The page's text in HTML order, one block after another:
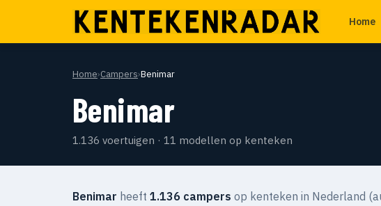
Home
Home›Campers›Benimar
Benimar
1.136 voertuigen · 11 modellen op kenteken
Benimar heeft 1.136 campers op kenteken in Nederland